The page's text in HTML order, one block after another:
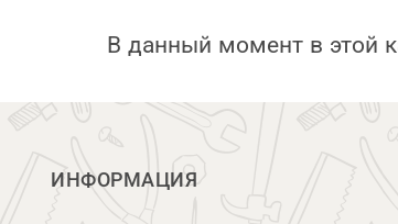
В данный момент в этой
ИНФОРМАЦИЯ